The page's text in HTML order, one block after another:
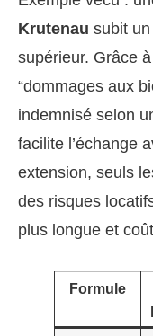
Krutenau subit
supérieur. Grâce
“dommages aux
indemnisé selon
facilite l’échange
extension, seuls
des risques
plus longue et
Formule